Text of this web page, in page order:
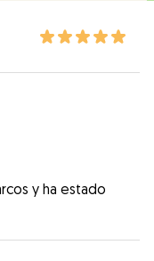
y ha estado